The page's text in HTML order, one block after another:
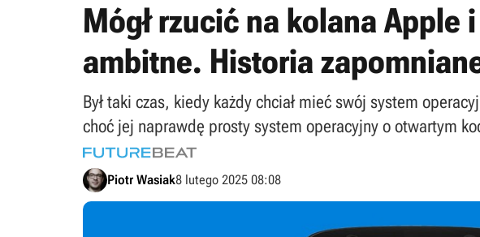
Mógł rzucić na kolana Apple
ambitne. Historia
Był taki czas, kiedy każdy chciał mieć swój system
choć jej naprawdę prosty system operacyjny o otwartym
Piotr Wasiak8 lutego 2025 08:08